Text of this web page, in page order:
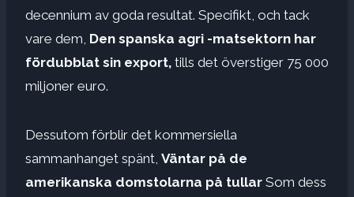
decennium av goda resultat. Specifikt, och tack
vare dem, Den spanska agri -matsektorn har
fördubblat sin export, tills det överstiger 75 000
miljoner euro.
Dessutom förblir det kommersiella
sammanhanget spänt, Väntar på de
amerikanska domstolarna på tullar Som dess